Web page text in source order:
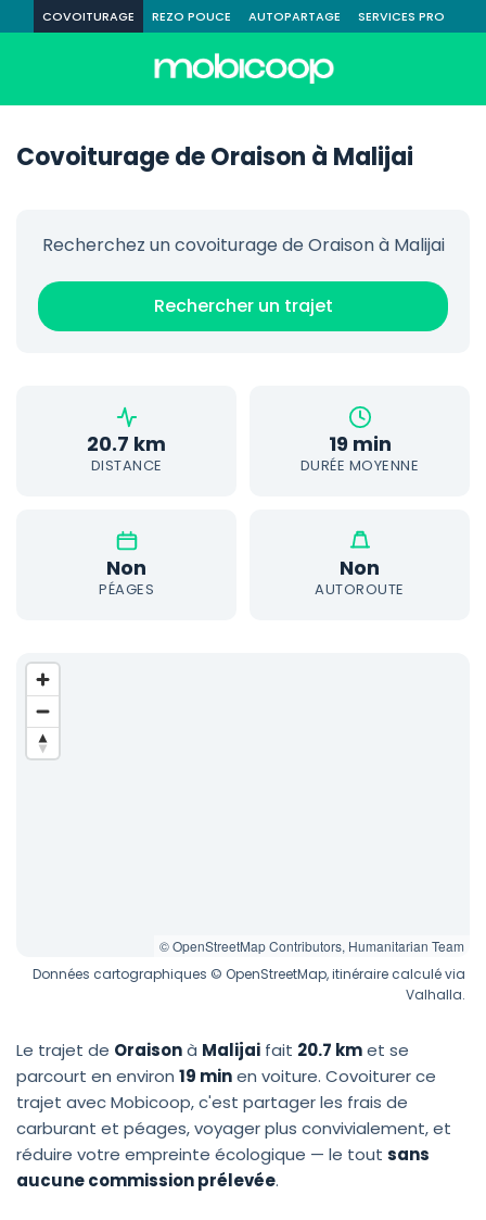
COVOITURAGE REZO POUCE AUTOPARTAGE SERVICES PRO
Covoiturage de Oraison à Malijai
Recherchez un covoiturage de Oraison à Malijai
Rechercher un trajet
20.7 km
DISTANCE
19 min
DURÉE MOYENNE
Non
PÉAGES
Non
AUTOROUTE
© OpenStreetMap Contributors, Humanitarian Team
Données cartographiques © OpenStreetMap, itinéraire calculé via
Valhalla.
Le trajet de Oraisonà Malijai fait 20.7 kmet se
parcourt en environ 19 minen voiture. Covoiturer ce
trajet avec Mobicoop, c'est partager les frais de
carburant et péages, voyager plus convivialement, et
réduire votre empreinte écologique — le tout sans
aucune commission prélevée.